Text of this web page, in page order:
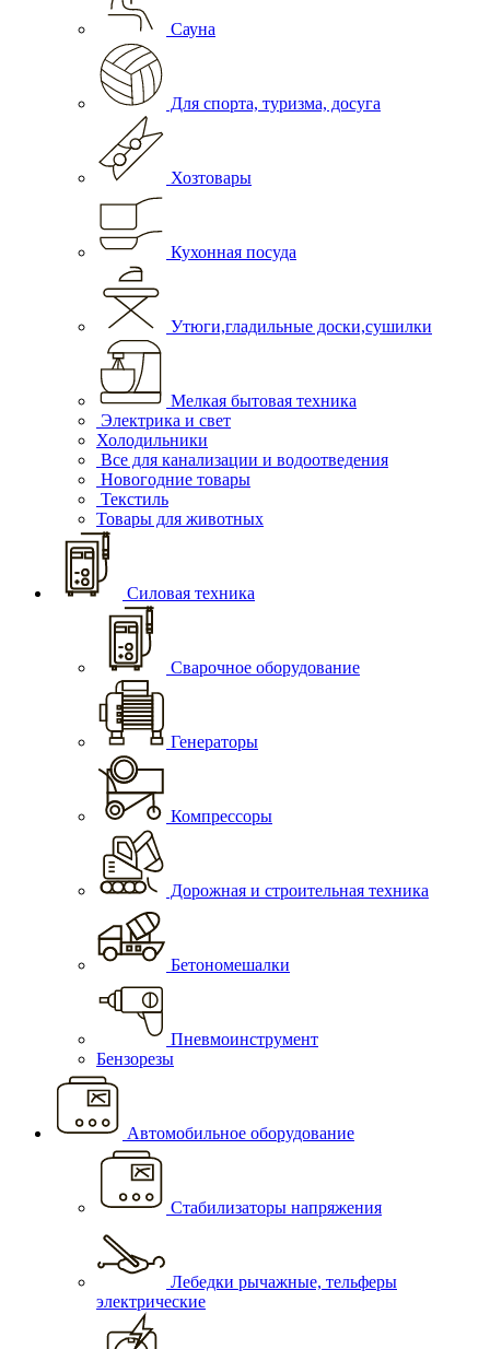
Сауна
Для спорта, туризма, досуга
Хозтовары
Кухонная посуда
Утюги,гладильные доски,сушилки
Мелкая бытовая техника
Электрика и свет
Холодильники
Все для канализации и водоотведения
Новогодние товары
Текстиль
Товары для животных
Силовая техника
Сварочное оборудование
Генераторы
Компрессоры
Дорожная и строительная техника
Бетономешалки
Пневмоинструмент
Бензорезы
Автомобильное оборудование
Стабилизаторы напряжения
Лебедки рычажные, тельферы
электрические